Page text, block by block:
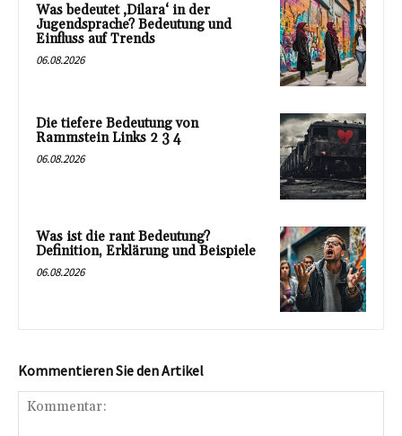
Was bedeutet ‚Dilara‘ in der
Jugendsprache? Bedeutung und
Einfluss auf Trends
06.08.2026
Die tiefere Bedeutung von
Rammstein Links 2 3 4
06.08.2026
Was ist die rant Bedeutung?
Definition, Erklärung und Beispiele
06.08.2026
Kommentieren Sie den Artikel